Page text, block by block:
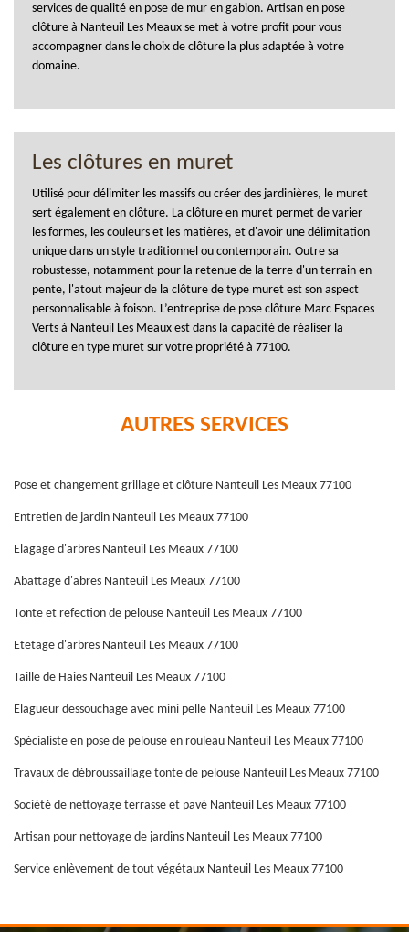
services de qualité en pose de mur en gabion. Artisan en pose
clôture à Nanteuil Les Meaux se met à votre profit pour vous
accompagner dans le choix de clôture la plus adaptée à votre
domaine.
Les clôtures en muret
Utilisé pour délimiter les massifs ou créer des jardinières, le muret
sert également en clôture. La clôture en muret permet de varier
les formes, les couleurs et les matières, et d'avoir une délimitation
unique dans un style traditionnel ou contemporain. Outre sa
robustesse, notamment pour la retenue de la terre d'un terrain en
pente, l'atout majeur de la clôture de type muret est son aspect
personnalisable à foison. L’entreprise de pose clôture Marc Espaces
Verts à Nanteuil Les Meaux est dans la capacité de réaliser la
clôture en type muret sur votre propriété à 77100.
AUTRES SERVICES
Pose et changement grillage et clôture Nanteuil Les Meaux 77100
Entretien de jardin Nanteuil Les Meaux 77100
Elagage d'arbres Nanteuil Les Meaux 77100
Abattage d'abres Nanteuil Les Meaux 77100
Tonte et refection de pelouse Nanteuil Les Meaux 77100
Etetage d'arbres Nanteuil Les Meaux 77100
Taille de Haies Nanteuil Les Meaux 77100
Elagueur dessouchage avec mini pelle Nanteuil Les Meaux 77100
Spécialiste en pose de pelouse en rouleau Nanteuil Les Meaux 77100
Travaux de débroussaillage tonte de pelouse Nanteuil Les Meaux 77100
Société de nettoyage terrasse et pavé Nanteuil Les Meaux 77100
Artisan pour nettoyage de jardins Nanteuil Les Meaux 77100
Service enlèvement de tout végétaux Nanteuil Les Meaux 77100